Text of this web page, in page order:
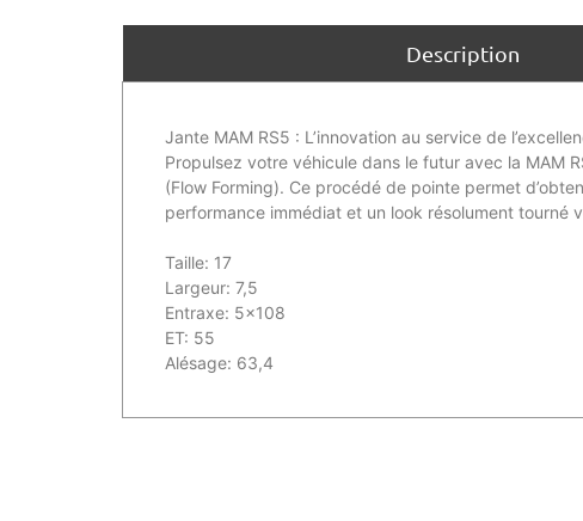
Description
Jante MAM RS5 : L’innovation au service de
Propulsez votre véhicule dans le futur avec la MAM
(Flow Forming). Ce procédé de pointe permet
performance immédiat et un look résolument tourné
Taille: 17
Largeur: 7,5
Entraxe: 5×108
ET: 55
Alésage: 63,4